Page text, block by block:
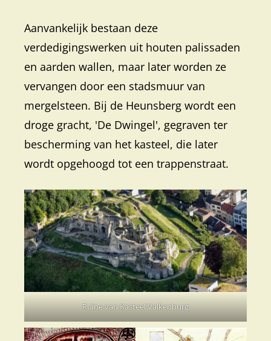
Aanvankelijk bestaan deze
verdedigingswerken uit houten palissaden
en aarden wallen, maar later worden ze
vervangen door een stadsmuur van
mergelsteen. Bij de Heunsberg wordt een
droge gracht, 'De Dwingel', gegraven ter
bescherming van het kasteel, die later
wordt opgehoogd tot een trappenstraat.
Ruïne van Kasteel Valkenburg